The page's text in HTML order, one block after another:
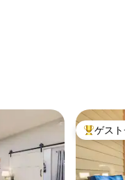
大好評
ゲス